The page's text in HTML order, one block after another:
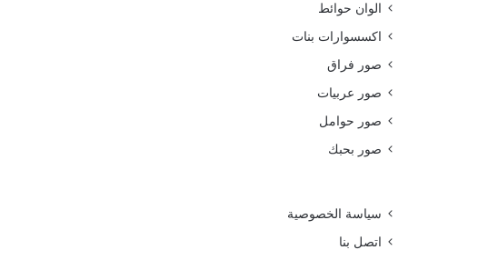
الوان حوائط
اكسسوارات بنات
صور فراق
صور عربيات
صور حوامل
صور بحبك
سياسة الخصوصية
اتصل بنا